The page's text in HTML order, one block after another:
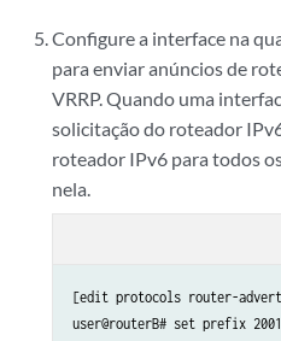
Configure a interface na
para enviar anúncios de
VRRP. Quando uma
solicitação do roteador
roteador IPv6 para todos
nela.
[edit protocols router-